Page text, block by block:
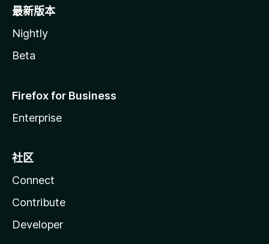
最新版本
Nightly
Beta
Firefox for Business
Enterprise
社区
Connect
Contribute
Developer